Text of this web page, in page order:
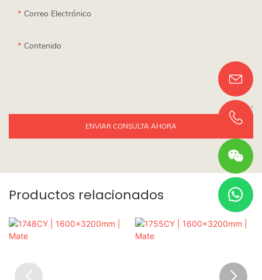
Correo Electrónico
Contenido
ENVIAR CONSULTA AHORA
Productos relacionados